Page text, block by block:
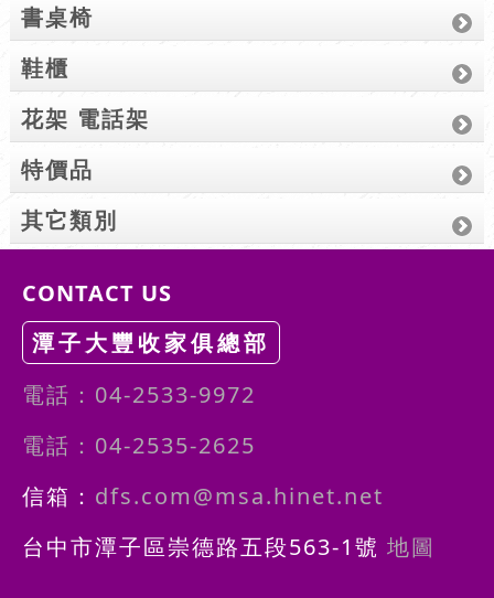
書桌椅
鞋櫃
花架 電話架
特價品
其它類別
CONTACT US
潭子大豐收家俱總部
電話：04-2533-9972
電話：04-2535-2625
信箱： dfs.com@msa.hinet.net
台中市潭子區崇德路五段563-1號 地圖